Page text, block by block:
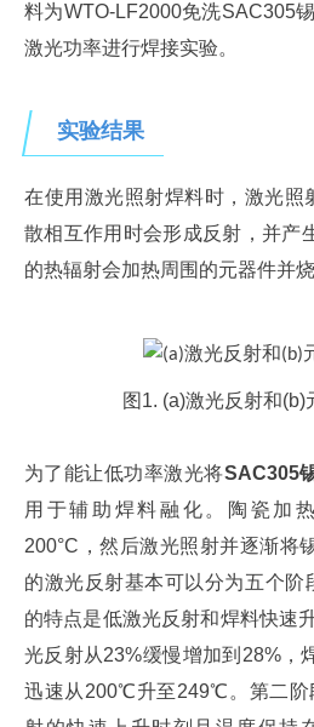
料为WTO-LF2000免洗SAC305
激光功率进行焊接实验。
实验结果
在使用激光照射焊料时，激光照
散相互作用时会形成反射，并产
的热辐射会加热周围的元器件并烧
图1. (a)激光反射和(b)
为了能让低功率激光将SAC305
用于辅助焊料融化。陶瓷加
200°C，然后激光照射并逐渐将
的激光反射基本可以分为五个阶
的特点是低激光反射和焊料快速
光反射从23%缓慢增加到28%，
迅速从200℃升至249℃。第二阶